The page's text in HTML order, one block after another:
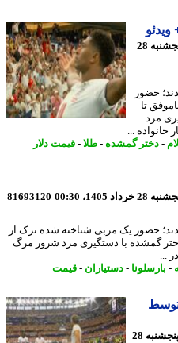
52 روز پیش - پنجشنبه 28
حضور
تا
...
دختر گمشده-طلا-قیمت دلار
81693120
یک مربی شناخته شده ترک از
گمشده با دستگیری مرد شرور مرگ
-دستیاران- قیمت
52 روز پیش - پنجشنبه 28